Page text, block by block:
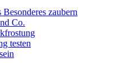
zaubern
Co.
testen